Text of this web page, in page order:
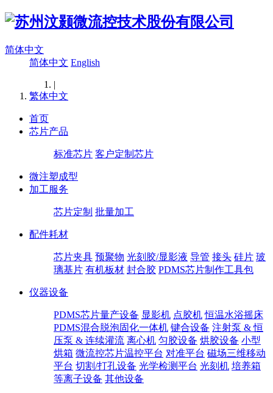
简体中文
简体中文 English
|
繁体中文
首页
芯片产品
标准芯片 客户定制芯片
微注塑成型
加工服务
芯片定制 批量加工
配件耗材
芯片夹具 预聚物 光刻胶/显影液 导管 接头 硅片 玻
璃基片 有机板材 封合胶 PDMS芯片制作工具包
仪器设备
PDMS芯片量产设备 显影机 点胶机 恒温水浴摇床
PDMS混合脱泡固化一体机 键合设备 注射泵 & 恒
压泵 & 连续灌流 离心机 匀胶设备 烘胶设备 小型
烘箱 微流控芯片温控平台 对准平台 磁场三维移动
平台 切割/打孔设备 光学检测平台 光刻机 培养箱
等离子设备 其他设备